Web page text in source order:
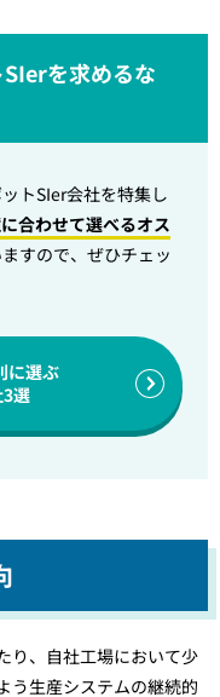
を求めるな
トSIer会社を特集し
合わせて選べるオス
すので、ぜひチェッ
に選ぶ
選
り、自社工場において少
う生産システムの継続的